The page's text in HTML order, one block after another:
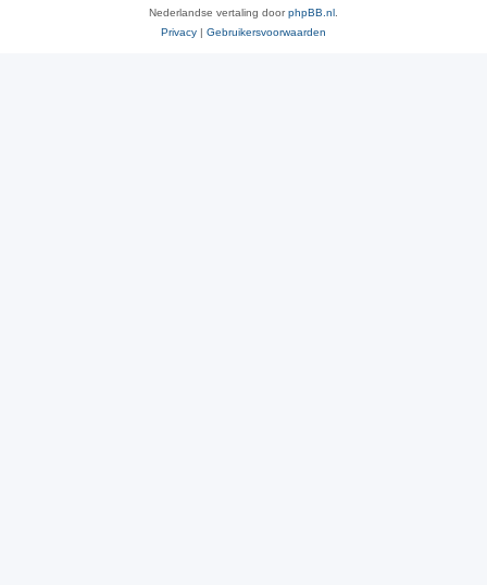
Nederlandse vertaling doorphpBB.nl
Privacy | Gebruikersvoorwaarden